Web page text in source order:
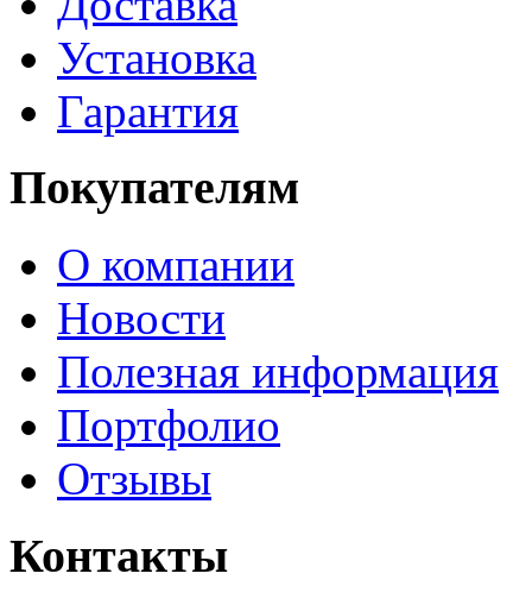
Установка
Гарантия
Покупателям
О компании
Новости
Полезная информация
Портфолио
Отзывы
Контакты